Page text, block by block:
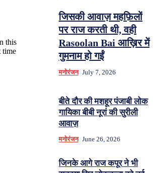
this
time
जिसकी आवाज़ महफ़िलों
पर राज करती थी, वही
Rasoolan Bai आख़िर में
गुमनाम हो गईं
मनोरंजन July 7, 2026
बीते दौर की मशहूर पंजाबी लोक
गायिका बीबी नूरां की सुरीली
आवाज़
मनोरंजन June 26, 2026
जिनके आगे राज कपूर ने भी